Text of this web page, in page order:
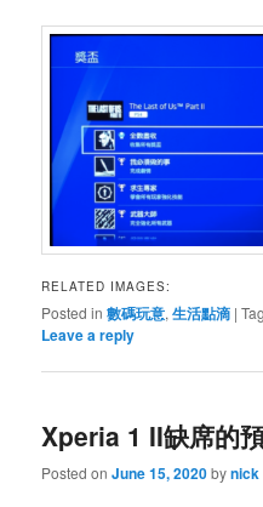
RELATED IMAGES:
Posted in 數碼玩意,生活點滴 |
Leave a reply
Xperia 1 II缺席的
Posted onJune 15, 2020bynick